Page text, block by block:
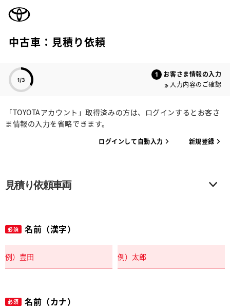
中古車：見積り依頼
お客さま情報の入力
入力内容のご確認
「TOYOTAアカウント」取得済みの方は、ログインするとお客さ
ま情報の入力を省略できます。
ログインして自動入力 新規登録
見積り依頼車両
必須 名前（漢字）
必須 名前（カナ）